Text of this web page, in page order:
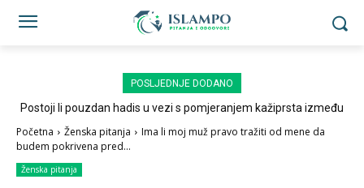
POSLJEDNJE DODANO
Postoji li pouzdan hadis u vezi s pomjeranjem kažiprsta između
Početna Ženska pitanja
Ima li moj muž pravo tražiti od mene da
budem pokrivena pred...
Ženska pitanja